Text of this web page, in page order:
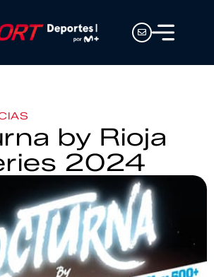
by Rioja
2024